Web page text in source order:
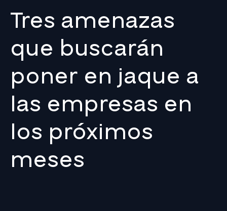
Tres amenazas
que buscarán
poner en jaque a
las empresas en
los próximos
meses